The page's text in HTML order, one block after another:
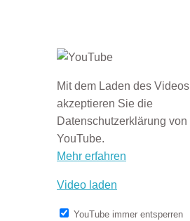
Mit dem Laden des Videos
akzeptieren Sie die
Datenschutzerklärung von
YouTube.
Mehr erfahren
Video laden
YouTube immer entsperren